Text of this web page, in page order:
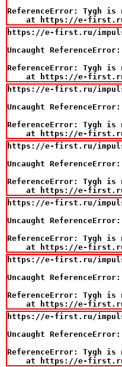
ReferenceError: Tygh is
at https://e-
https://e-first.ru/
Uncaught
ReferenceError: Tygh is
at https://e-
https://e-first.ru/
Uncaught
ReferenceError: Tygh is
at https://e-
https://e-first.ru/
Uncaught
ReferenceError: Tygh is
at https://e-
https://e-first.ru/
Uncaught
ReferenceError: Tygh is
at https://e-
https://e-first.ru/
Uncaught
ReferenceError: Tygh is
at https://e-
https://e-first.ru/
Uncaught
ReferenceError: Tygh is
at https://e-